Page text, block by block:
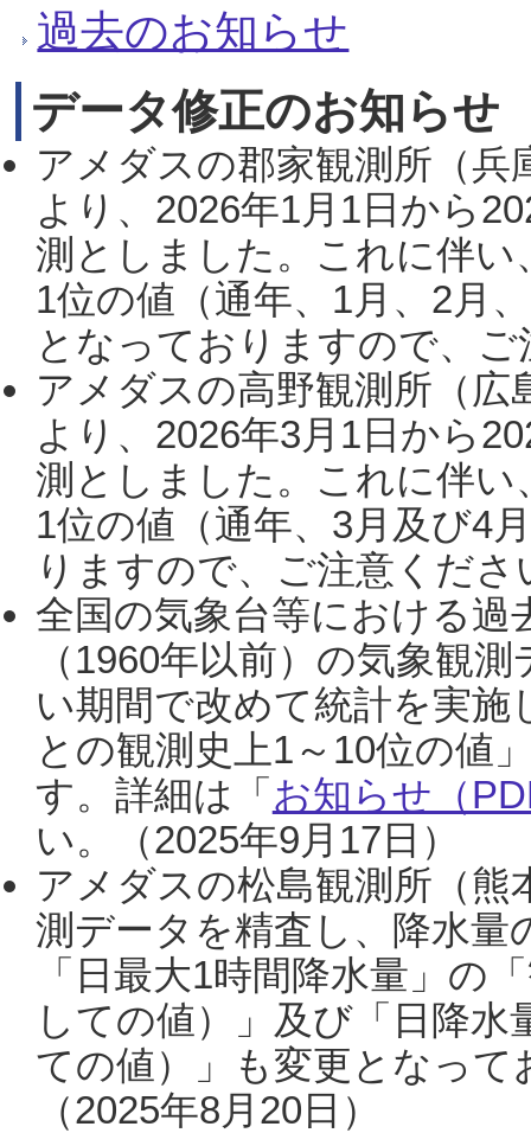
過去のお知らせ
データ修正のお知らせ
アメダスの郡家観測所（
より、2026年1月1日から
測としました。これに伴い
1位の値（通年、1月、2月
となっておりますので、
アメダスの高野観測所（
より、2026年3月1日から
測としました。これに伴い
1位の値（通年、3月及び4
りますので、ご注意くだ
全国の気象台等における過
（1960年以前）の気象観
い期間で改めて統計を実
との観測史上1～10位の値
す。詳細は「 お知らせ（
い。（2025年9月17日）
アメダスの松島観測所（熊
測データを精査し、降水
「日最大1時間降水量」の
しての値）」及び「日降
ての値）」も変更となっ
（2025年8月20日）